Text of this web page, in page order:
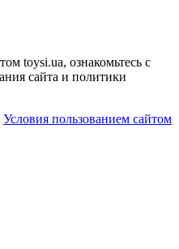
toysi.ua, ознакомьтесь с
сайта и политики
Условия пользованием сайтом